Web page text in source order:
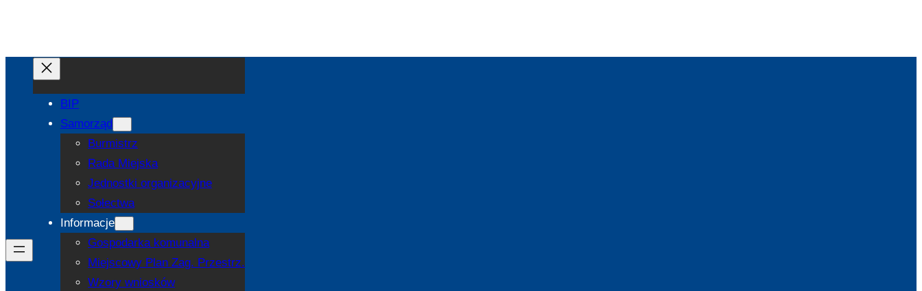
BIP
Samorząd
Burmistrz
Rada Miejska
Jednostki organizacyjne
Sołectwa
Informacje
Gospodarka komunalna
Miejscowy Plan Zag. Przestrz.
Wzory wniosków